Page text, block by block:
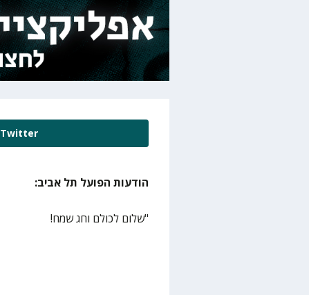
Twitter
הודעות הפועל תל אביב:
"שלום לכולם וחג שמח!